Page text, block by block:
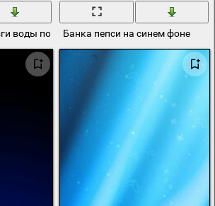
воды похожие на узоры
Банка пепси на синем фоне